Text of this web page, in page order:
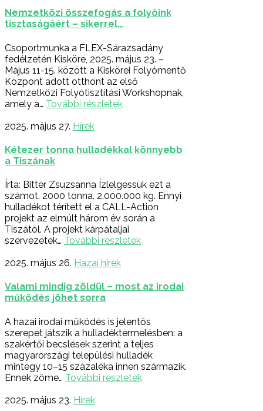
Nemzetközi összefogás a folyóink
tisztaságáért – sikerrel…
Csoportmunka a FLEX-Sárazsadány
fedélzetén Kisköre, 2025. május 23. –
Május 11-15. között a Kiskörei Folyómentő
Központ adott otthont az első
Nemzetközi Folyótisztítási Workshopnak,
amely a… További részletek
2025. május 27. Hírek
Kétezer tonna hulladékkal könnyebb
a Tiszának
Írta: Bitter Zsuzsanna Ízlelgessük ezt a
számot. 2000 tonna. 2.000.000 kg. Ennyi
hulladékot térített el a CALL-Action
projekt az elmúlt három év során a
Tiszától. A projekt kárpátaljai
szervezetek… További részletek
2025. május 26. Hazai hírek
Valami mindig zöldül – most az irodai
működés jöhet sorra
A hazai irodai működés is jelentős
szerepet játszik a hulladéktermelésben: a
szakértői becslések szerint a teljes
magyarországi települési hulladék
mintegy 10–15 százaléka innen származik.
Ennek zöme… További részletek
2025. május 23. Hírek